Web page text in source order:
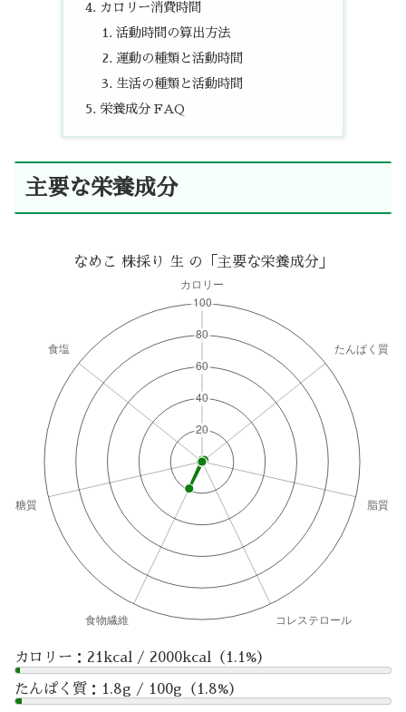
カロリー消費時間
活動時間の算出方法
運動の種類と活動時間
生活の種類と活動時間
栄養成分 FAQ
主要な栄養成分
なめこ 株採り 生 の「主要な栄養成分」
カロリー：21kcal / 2000kcal（1.1%）
たんぱく質：1.8g / 100g（1.8%）